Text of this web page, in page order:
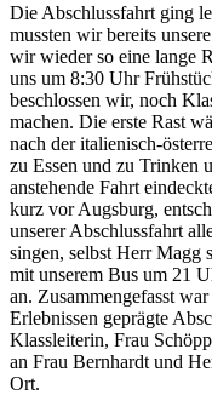
Die Abschlussfahrt ging
mussten wir bereits
wir wieder so eine lange
uns um 8:30 Uhr
beschlossen wir, noch
machen. Die erste Rast
nach der italienisch-
zu Essen und zu Trinken
anstehende Fahrt
kurz vor Augsburg,
unserer Abschlussfahrt
singen, selbst Herr Magg
mit unserem Bus um 21
an. Zusammengefasst
Erlebnissen geprägte
Klassleiterin, Frau
an Frau Bernhardt und
Ort.